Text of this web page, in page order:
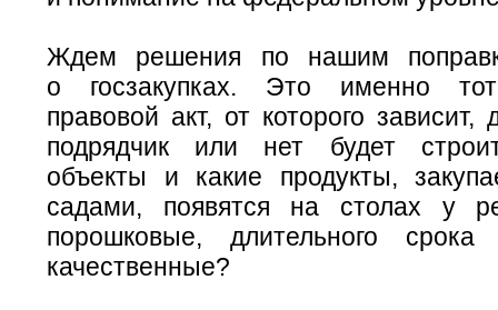
Ждем решения по нашим
о госзакупках. Это именно
правовой акт, от которого зависит,
подрядчик или нет будет
объекты и какие продукты,
садами, появятся на столах у
порошковые, длительного
качественные?